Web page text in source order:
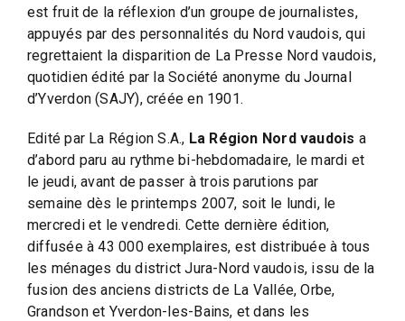
est fruit de la réflexion d’un groupe de journalistes,
appuyés par des personnalités du Nord vaudois, qui
regrettaient la disparition de La Presse Nord vaudois,
quotidien édité par la Société anonyme du Journal
d’Yverdon (SAJY), créée en 1901.
Edité par La Région S.A., La Région Nord vaudois a
d’abord paru au rythme bi-hebdomadaire, le mardi et
le jeudi, avant de passer à trois parutions par
semaine dès le printemps 2007, soit le lundi, le
mercredi et le vendredi. Cette dernière édition,
diffusée à 43 000 exemplaires, est distribuée à tous
les ménages du district Jura-Nord vaudois, issu de la
fusion des anciens districts de La Vallée, Orbe,
Grandson et Yverdon-les-Bains, et dans les